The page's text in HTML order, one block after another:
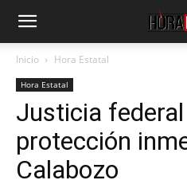
Inicio Hora Estatal
Hora Estatal
Justicia
protección
Calabozo